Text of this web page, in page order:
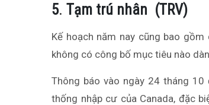
5. Tạm trú nhân (TRV)
Kế hoạch năm nay cũng bao
không có công bố mục tiêu nào
Thông báo vào ngày 24 tháng
thống nhập cư của Canada, đặc